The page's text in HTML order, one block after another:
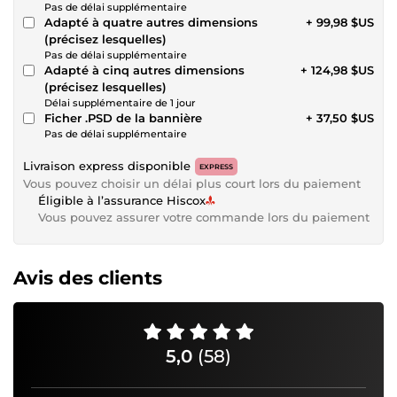
Pas de délai supplémentaire
Adapté à quatre autres dimensions
(précisez lesquelles)
Pas de délai supplémentaire
+ 99,98 $US
Adapté à cinq autres dimensions
(précisez lesquelles)
Délai supplémentaire de 1 jour
+ 124,98 $US
Ficher .PSD de la bannière
Pas de délai supplémentaire
+ 37,50 $US
Livraison express disponible EXPRESS
Vous pouvez choisir un délai plus court lors du paiement
Éligible à l’assurance Hiscox
Vous pouvez assurer votre commande lors du paiement
Avis des clients
5,0 (58)